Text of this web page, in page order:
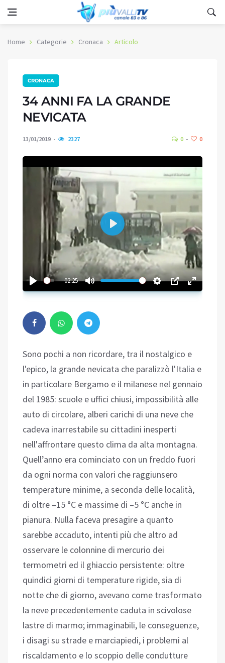
Home Categorie Cronaca Articolo
CRONACA
34 ANNI FA LA GRANDE
NEVICATA
13/01/2019 2327 0 0
02:25
Play
Sono pochi a non ricordare, tra il nostalgico e
l'epico, la grande nevicata che paralizzò l'Italia e
in particolare Bergamo e il milanese nel gennaio
del 1985: scuole e uffici chiusi, impossibilità alle
auto di circolare, alberi carichi di una neve che
cadeva inarrestabile su cittadini inesperti
nell'affrontare questo clima da alta montagna.
Quell’anno era cominciato con un freddo fuori
da ogni norma con valori che raggiunsero
temperature minime, a seconda delle località,
di oltre –15 °C e massime di –5 °C anche in
pianura. Nulla faceva presagire a quanto
sarebbe accaduto, intenti più che altro ad
osservare le colonnine di mercurio dei
termometri ed il ghiaccio persistente: oltre
quindici giorni di temperature rigide, sia di
notte che di giorno, avevano come trasformato
la neve precedentemente caduta in scivolose
lastre di marmo; immaginabili, le conseguenze,
i disagi su strade e marciapiedi, i problemi al
riscaldamento e lo scoppio delle condutture